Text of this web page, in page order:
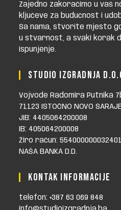
Zajedno zakoračimo u vaš
ključeve za budućnost i
Sa nama, stvorite mjesto
u stvarnost, a svaki korak
ispunjenje.
STUDIO IZGRADNJA
Vojvode Radomira Putnika
71123 ISTOČNO NOVO
JIB: 4405064200008
IB: 405064200008
Žiro račun:
NAŠA BANKA D.D.
KONTAK INFORMACIJE
telefon: +387 63 069 848